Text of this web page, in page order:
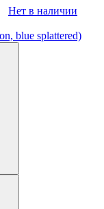
Нет в наличии
blue splattered)